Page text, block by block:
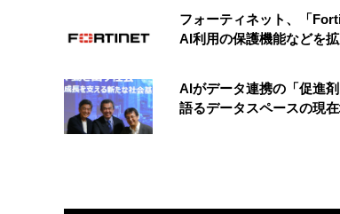
フォーティネット、「
AI利用の保護機能などを
AIがデータ連携の「促進
語るデータスペースの現